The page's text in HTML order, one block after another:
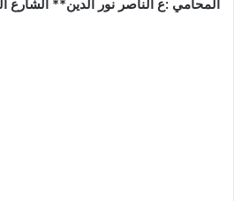
المحامي :ع الناصر نور الدين** الشارع